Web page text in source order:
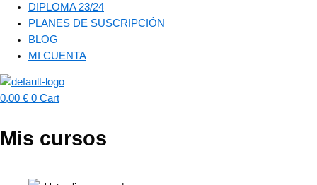
DIPLOMA 23/24
PLANES DE SUSCRIPCIÓN
BLOG
MI CUENTA
0,00 € 0 Cart
Mis cursos